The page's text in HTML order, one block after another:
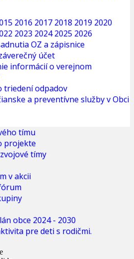
2016 2017 2018 2019 2020
2023 2024 2025 2026
OZ a zápisnice
účet
informácií o verejnom
triedení odpadov
a preventívne služby v Obci
tímu
projekte
tímy
v akcii
obce 2024 - 2030
pre deti s rodičmi.